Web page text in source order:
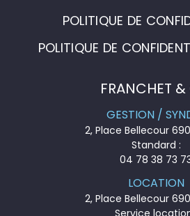
POLITIQUE DE
POLITIQUE DE
FRANCHET
GESTION /
2, Place Bellecour
Standard :
04 78 38 73
LOCATION
2, Place Bellecour
Service